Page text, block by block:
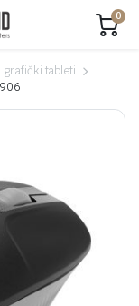
0
grafički tableti